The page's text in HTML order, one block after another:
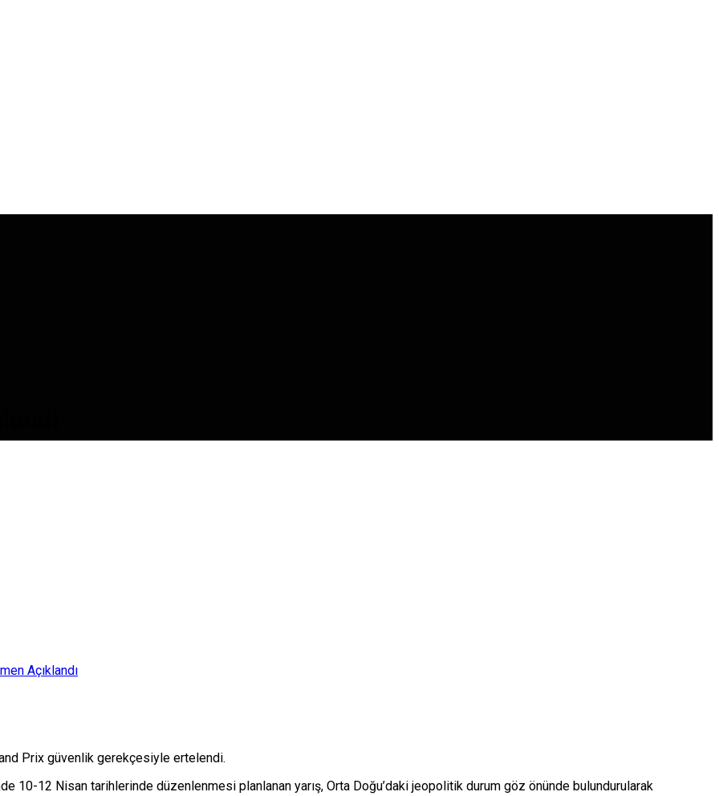
Açıklandı
Prix güvenlik gerekçesiyle ertelendi.
10-12 Nisan tarihlerinde düzenlenmesi planlanan yarış, Orta Doğu’daki jeopolitik durum göz önünde bulundurularak